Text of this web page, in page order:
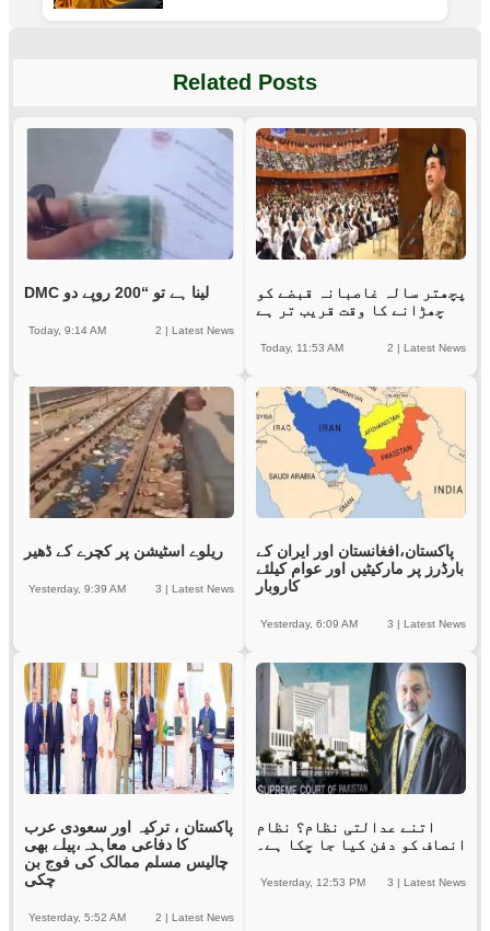
Related Posts
DMC لینا ہے تو “200 روپے دو
2 | Latest News
Today, 9:14 AM
پچھتر سالہ غاصبانہ قبضے کو
چھڑانے کا وقت قریب تر ہے
2 | Latest News
Today, 11:53 AM
ریلوے اسٹیشن پر کچرے کے ڈھیر
3 | Latest News
Yesterday, 9:39 AM
پاکستان،افغانستان اور ایران کے
بارڈرز پر مارکیٹیں اور عوام کیلئے
کاروبار
3 | Latest News
Yesterday, 6:09 AM
پاکستان ، ترکیہ اور سعودی عرب
کا دفاعی معاہدہ،پیلے بھی
چالیس مسلم ممالک کی فوج بن
چکی
2 | Latest News
Yesterday, 5:52 AM
اتنے عدالتی نظام؟ نظام
انصاف کو دفن کیا جا چکا ہے۔
3 | Latest News
Yesterday, 12:53 PM